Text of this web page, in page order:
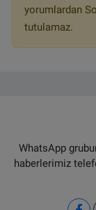
yorumlardan
tutulamaz.
WhatsApp
haberlerimiz